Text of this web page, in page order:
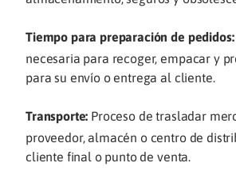
Tiempo para preparación de pedidos:
necesaria para recoger, empacar y
para su envío o entrega al cliente.
Transporte: Proceso de trasladar
proveedor, almacén o centro de
cliente final o punto de venta.